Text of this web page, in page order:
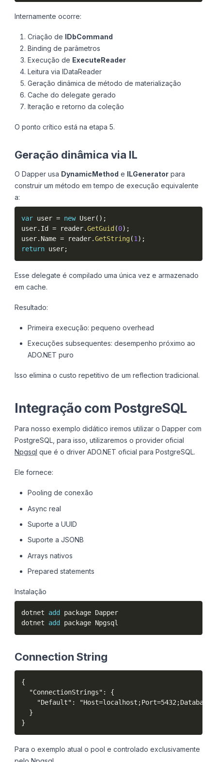
Internamente ocorre:
Criação de IDbCommand
Binding de parâmetros
Execução de ExecuteReader
Leitura via IDataReader
Geração dinâmica de método de materialização
Cache do delegate gerado
Iteração e retorno da coleção
O ponto crítico está na etapa 5.
Geração dinâmica via IL
O Dapper usa DynamicMethod e ILGenerator para
construir um método em tempo de execução equivalente
a:
var user = new User( ) ;
user. Id = reader.GetGuid (0) ;
user. Name = reader.GetString(1 ) ;
return user;
Esse delegate é compilado uma única vez e armazenado
em cache.
Resultado:
Primeira execução: pequeno overhead
Execuções subsequentes: desempenho próximo ao
ADO.NET puro
Isso elimina o custo repetitivo de um reflection tradicional.
Integração com PostgreSQL
Para nosso exemplo didático iremos utilizar o Dapper com
PostgreSQL, para isso, utilizaremos o provider oficial
Npgsql que é o driver ADO.NET oficial para PostgreSQL.
Ele fornece:
Pooling de conexão
Async real
Suporte a UUID
Suporte a JSONB
Arrays nativos
Prepared statements
Instalação
dotnet add
package Dapper
dotnet add package Npgsql
Connection String
{
  "ConnectionStrings": {
"Default":
  }
}
Para o exemplo atual o pool e controlado exclusivamente